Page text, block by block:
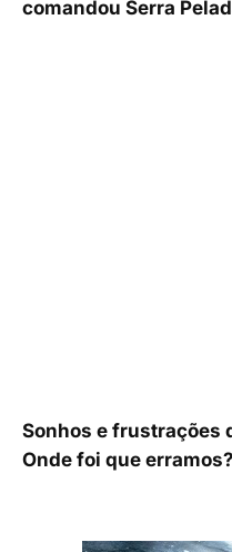
comandou Serra
Sonhos e frustrações
Onde foi que erramos?